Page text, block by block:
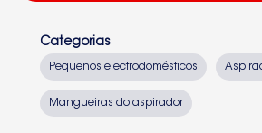
Categorias
Pequenos electrodomésticos
Mangueiras do aspirador